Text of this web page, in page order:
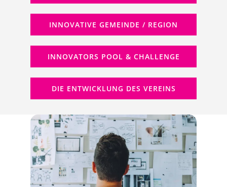
INNOVATIVE GEMEINDE / REGION
INNOVATORS POOL & CHALLENGE
DIE ENTWICKLUNG DES VEREINS